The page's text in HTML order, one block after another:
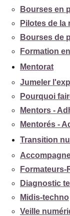
Bourses en
Pilotes de la
Bourses de
Formation
Mentorat
Jumeler
Pourquoi
Mentors -
Mentorés -
Transition
Formateurs-
Diagnostic
Midis-techno
Veille